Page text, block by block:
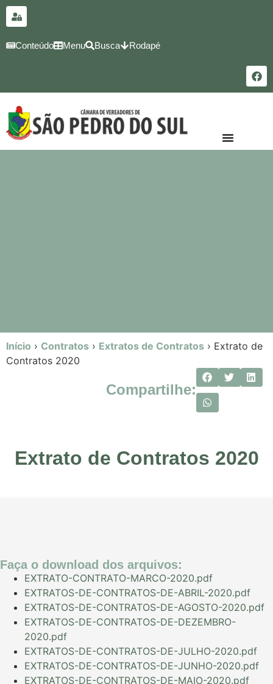
conteúdo
Conteúdo Menu Busca Rodapé
Início › Contratos › Extratos de Contratos › Extrato de
Contratos 2020
Compartilhe:
Extrato de Contratos 2020
Faça o download dos arquivos:
EXTRATO-CONTRATO-MARCO-2020.pdf
EXTRATOS-DE-CONTRATOS-DE-ABRIL-2020.pdf
EXTRATOS-DE-CONTRATOS-DE-AGOSTO-2020.pdf
EXTRATOS-DE-CONTRATOS-DE-DEZEMBRO-
2020.pdf
EXTRATOS-DE-CONTRATOS-DE-JULHO-2020.pdf
EXTRATOS-DE-CONTRATOS-DE-JUNHO-2020.pdf
EXTRATOS-DE-CONTRATOS-DE-MAIO-2020.pdf